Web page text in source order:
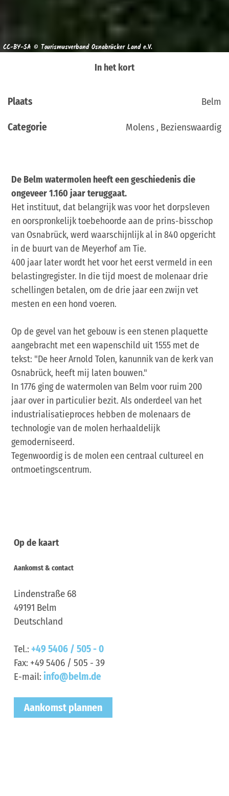
CC-BY-SA © Tourismusverband Osnabrücker Land e.V.
In het kort
Plaats Belm
Categorie Molens , Bezienswaardig
De Belm watermolen heeft een geschiedenis die
ongeveer 1.160 jaar teruggaat.
Het instituut, dat belangrijk was voor het dorpsleven
en oorspronkelijk toebehoorde aan de prins-bisschop
van Osnabrück, werd waarschijnlijk al in 840 opgericht
in de buurt van de Meyerhof am Tie.
400 jaar later wordt het voor het eerst vermeld in een
belastingregister. In die tijd moest de molenaar drie
schellingen betalen, om de drie jaar een zwijn vet
mesten en een hond voeren.
Op de gevel van het gebouw is een stenen plaquette
aangebracht met een wapenschild uit 1555 met de
tekst: "De heer Arnold Tolen, kanunnik van de kerk van
Osnabrück, heeft mij laten bouwen."
In 1776 ging de watermolen van Belm voor ruim 200
jaar over in particulier bezit. Als onderdeel van het
industrialisatieproces hebben de molenaars de
technologie van de molen herhaaldelijk
gemoderniseerd.
Tegenwoordig is de molen een centraal cultureel en
ontmoetingscentrum.
Op de kaart
Aankomst & contact
Lindenstraße 68
49191 Belm
Deutschland
Tel.: +49 5406 / 505 - 0
Fax: +49 5406 / 505 - 39
E-mail: info@belm.de
Aankomst plannen